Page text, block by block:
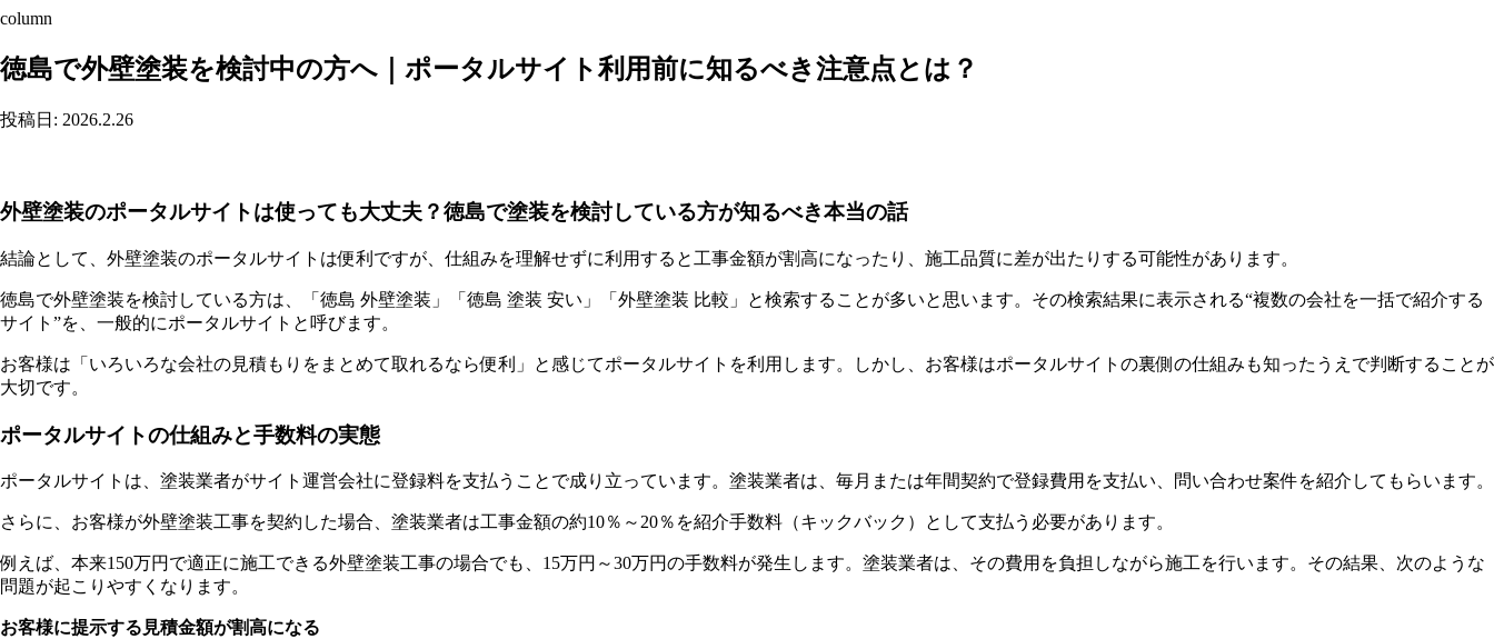
column
徳島で外壁塗装を検討中の方へ｜ポータルサイト利用前に知るべき注意点とは？
投稿日: 2026.2.26
外壁塗装のポータルサイトは使っても大丈夫？徳島で塗装を検討している方が知るべき本当の話
結論として、外壁塗装のポータルサイトは便利ですが、仕組みを理解せずに利用すると工事金額が割高になったり、施工品質に差が出たりする可能性があります。
徳島で外壁塗装を検討している方は、「徳島 外壁塗装」「徳島 塗装 安い」「外壁塗装 比較」と検索することが多いと思います。その検索結果に表示される“複数の会社を一括で紹介する
サイト”を、一般的にポータルサイトと呼びます。
お客様は「いろいろな会社の見積もりをまとめて取れるなら便利」と感じてポータルサイトを利用します。しかし、お客様はポータルサイトの裏側の仕組みも知ったうえで判断することが
大切です。
ポータルサイトの仕組みと手数料の実態
ポータルサイトは、塗装業者がサイト運営会社に登録料を支払うことで成り立っています。塗装業者は、毎月または年間契約で登録費用を支払い、問い合わせ案件を紹介してもらいます。
さらに、お客様が外壁塗装工事を契約した場合、塗装業者は工事金額の約10％～20％を紹介手数料（キックバック）として支払う必要があります。
例えば、本来150万円で適正に施工できる外壁塗装工事の場合でも、15万円～30万円の手数料が発生します。塗装業者は、その費用を負担しながら施工を行います。その結果、次のような
問題が起こりやすくなります。
お客様に提示する見積金額が割高になる